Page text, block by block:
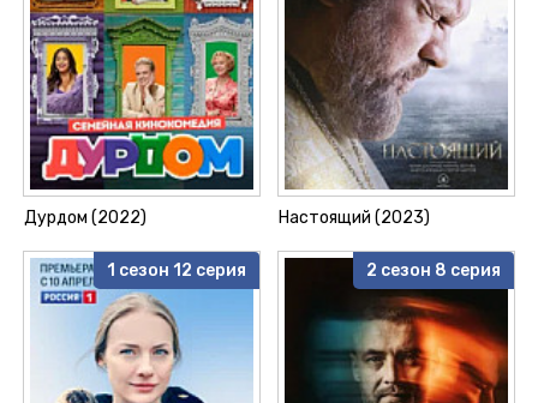
Дурдом (2022) Настоящий (2023)
1 сезон 12 серия 2 сезон 8 серия